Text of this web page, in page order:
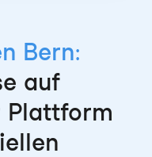
Bern:
auf
Plattform